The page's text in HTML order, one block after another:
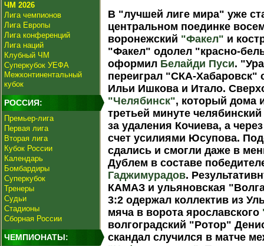
ЧМ 2026
Лига чемпионов
Лига Европы
Лига конференций
Лига наций
Клубный ЧМ
Суперкубок УЕФА
Межконтинентальный
кубок
РОССИЯ:
Премьер-лига
Первая лига
Вторая лига
Кубок России
Календарь
Бомбардиры
Суперкубок
Тренеры
Судьи
Стадионы
Сборная России
ЧЕМПИОНАТЫ:
В "лучшей лиге мира" уже
центральном поединке
воронежский "Факел" и
"Факел" одолел "красно-
оформил Белайди Пуси.
переиграл "СКА-Хабаровск"
Ильи Ишкова и Итало.
"Челябинск", который дома
третьей минуте
за удаления Кочиева, а
счет усилиями Юсупова.
сдались и смогли даже в
Дублем в составе
Гаджимурадов.
КАМАЗ и ульяновская
3:2 одержал коллектив из
мяча в ворота ярославского
волгоградский "Ротор"
скандал случился в матче